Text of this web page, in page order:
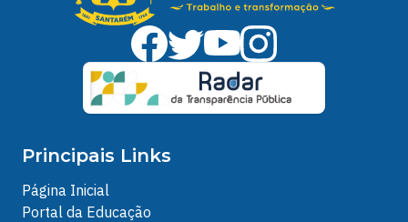
Principais Links
Página Inicial
Portal da Educação